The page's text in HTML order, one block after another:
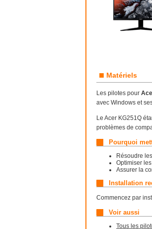
■ Matériels
Les pilotes pour
avec Windows et
Le Acer KG251Q
problèmes de
Pourquoi
Résoudre
Optimiser
Assurer la
Installation
Commencez par
Voir aussi
Tous les